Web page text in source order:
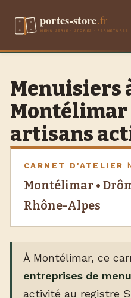
Menuisiers
Montélimar
artisans
CARNET
Montélimar •
Rhône-Alpes
À Montélimar, ce
entreprises de
activité au registre